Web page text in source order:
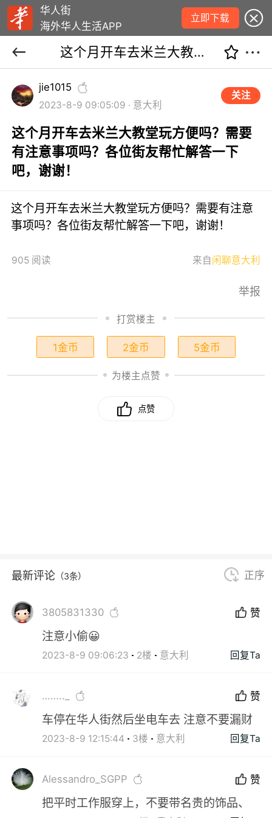
华人街
海外华人生活APP
立即下载
这个月开车去米兰大教堂玩方便吗？需要有注意事项吗？各位街友帮忙解答一下吧，谢谢！
jie1015
2023-8-9 09:05:09 · 意大利
关注
这个月开车去米兰大教堂玩方便吗？需要
有注意事项吗？各位街友帮忙解答一下
吧，谢谢！
这个月开车去米兰大教堂玩方便吗？需要有注意
事项吗？各位街友帮忙解答一下吧，谢谢！
905 阅读 来自 闲聊意大利
举报
打赏楼主
1金币 2金币 5金币
为楼主点赞
点赞
最新评论 （3条） 正序
3805831330 赞
注意小偷😀
2023-8-9 09:06:23 2楼 意大利 回复Ta
…….._ 赞
车停在华人街然后坐电车去 注意不要漏财
2023-8-9 12:15:44 3楼 意大利 回复Ta
Alessandro_SGPP 赞
把平时工作服穿上，不要带名贵的饰品、